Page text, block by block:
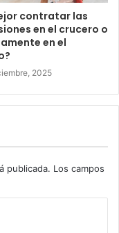
contratar las
en el crucero o
en el
2025
publicada. Los campos